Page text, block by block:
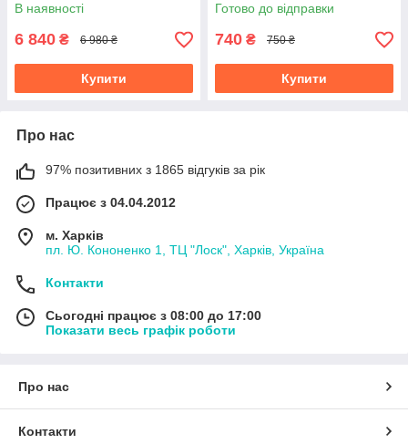
В наявності
6 840 ₴ 6 980 ₴
Купити
Готово до відправки
740 ₴ 750 ₴
Купити
Про нас
97% позитивних з 1865 відгуків за рік
Працює з 04.04.2012
м. Харків
пл. Ю. Кононенко 1, ТЦ "Лоск", Харків, Україна
Контакти
Сьогодні працює з 08:00 до 17:00
Показати весь графік роботи
Про нас
Контакти